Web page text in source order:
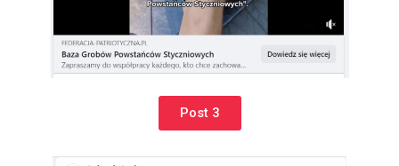
Post 3